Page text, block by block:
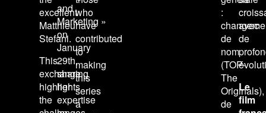
excellent
Matthieu
Stefani.
This
exchange
highlights
the
and
Marketing »
on
January
29th,
sharing
her
expertise
who
have
contributed
to
making
this
series
a
:
de
nom
(TOP-
The
Originals),
de
avec
de
Le
film